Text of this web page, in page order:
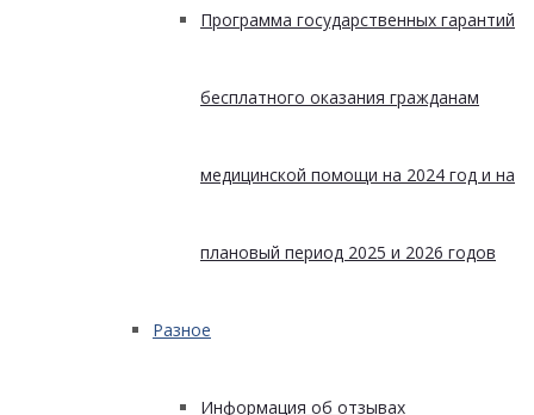
Программа государственных гарантий
бесплатного оказания гражданам
медицинской помощи на 2024 год и на
плановый период 2025 и 2026 годов
Разное
Информация об отзывах